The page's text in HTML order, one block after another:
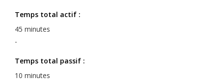
Temps total actif :
45 minutes
-
Temps total passif :
10 minutes